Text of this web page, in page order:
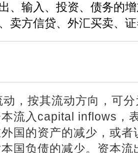
、输入、投资、债务的
卖方信贷、外汇买卖、
动，按其流动方向，可
流入capital inflows，
国的资产的减少，或
国负债的减少。资本